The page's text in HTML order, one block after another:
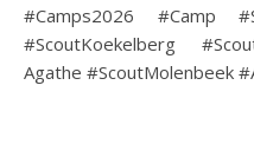
#Camps2026 #Camp
#ScoutKoekelberg
Agathe #ScoutMolenbeek